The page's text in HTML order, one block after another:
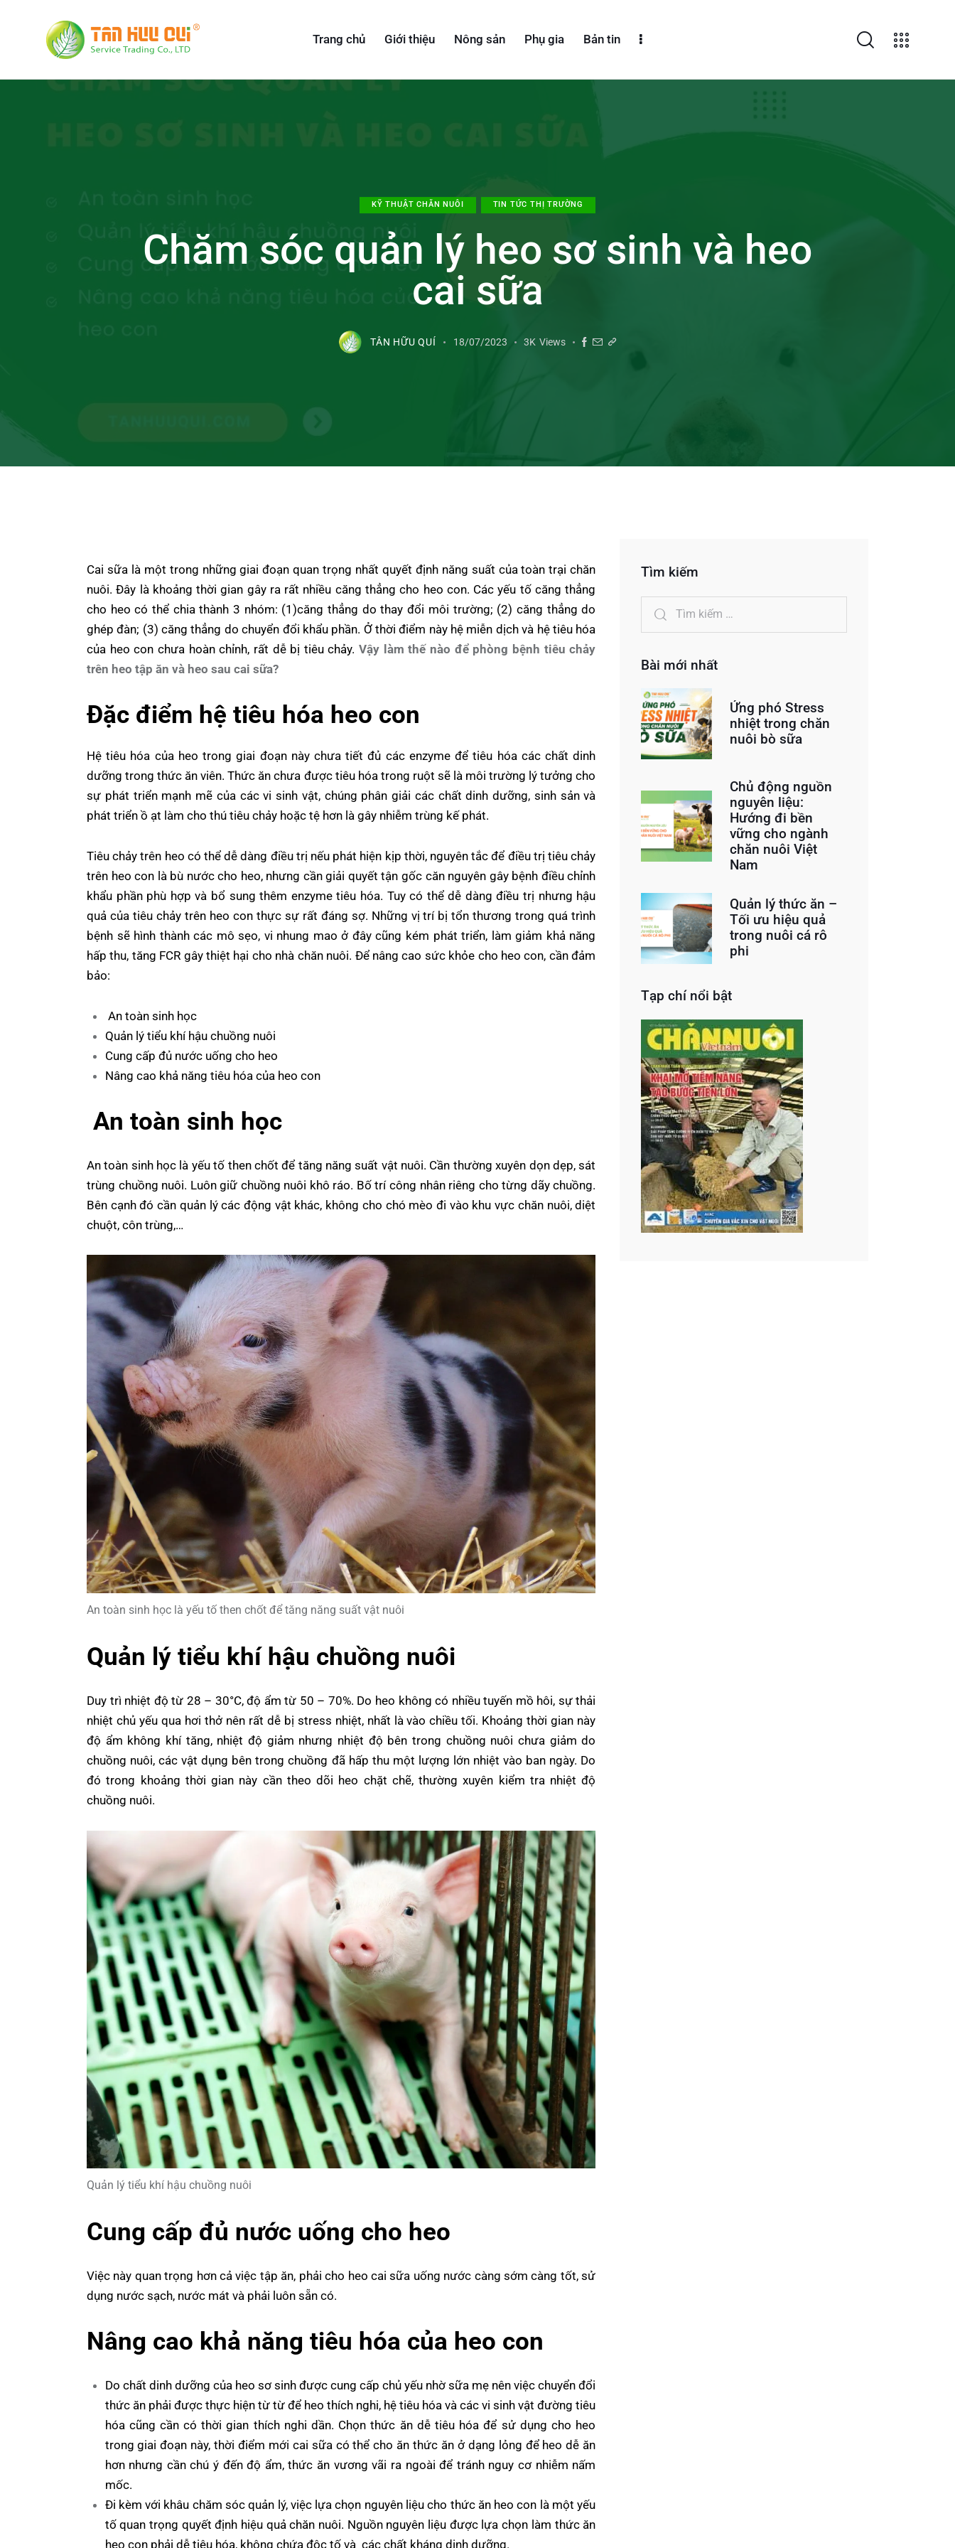
Trang chủ Giới thiệu Nông sản Phụ gia Bản tin
KỸ THUẬT CHĂN NUÔI TIN TỨC THỊ TRƯỜNG
Chăm sóc quản lý heo sơ sinh và heo
cai sữa
TÂN HỮU QUÍ 18/07/2023 3K Views
Cai sữa là một trong những giai đoạn quan trọng nhất quyết định năng suất của toàn trại chăn
nuôi. Đây là khoảng thời gian gây ra rất nhiều căng thẳng cho heo con. Các yếu tố căng thẳng
cho heo có thể chia thành 3 nhóm: (1)căng thẳng do thay đổi môi trường; (2) căng thẳng do
ghép đàn; (3) căng thẳng do chuyển đổi khẩu phần. Ở thời điểm này hệ miễn dịch và hệ tiêu hóa
của heo con chưa hoàn chỉnh, rất dễ bị tiêu chảy.Vậy làm thế nào để phòng bệnh tiêu chảy
trên heo tập ăn và heo sau cai sữa?
Đặc điểm hệ tiêu hóa heo con
Hệ tiêu hóa của heo trong giai đoạn này chưa tiết đủ các enzyme để tiêu hóa các chất dinh
dưỡng trong thức ăn viên. Thức ăn chưa được tiêu hóa trong ruột sẽ là môi trường lý tưởng cho
sự phát triển mạnh mẽ của các vi sinh vật, chúng phân giải các chất dinh dưỡng, sinh sản và
phát triển ồ ạt làm cho thú tiêu chảy hoặc tệ hơn là gây nhiễm trùng kế phát.
Tiêu chảy trên heo có thể dễ dàng điều trị nếu phát hiện kịp thời, nguyên tắc để điều trị tiêu chảy
trên heo con là bù nước cho heo, nhưng cần giải quyết tận gốc căn nguyên gây bệnh điều chỉnh
khẩu phần phù hợp và bổ sung thêm enzyme tiêu hóa. Tuy có thể dễ dàng điều trị nhưng hậu
quả của tiêu chảy trên heo con thực sự rất đáng sợ. Những vị trí bị tổn thương trong quá trình
bệnh sẽ hình thành các mô sẹo, vi nhung mao ở đây cũng kém phát triển, làm giảm khả năng
hấp thu, tăng FCR gây thiệt hại cho nhà chăn nuôi. Để nâng cao sức khỏe cho heo con, cần đảm
bảo:
An toàn sinh học
Quản lý tiểu khí hậu chuồng nuôi
Cung cấp đủ nước uống cho heo
Nâng cao khả năng tiêu hóa của heo con
An toàn sinh học
An toàn sinh học là yếu tố then chốt để tăng năng suất vật nuôi. Cần thường xuyên dọn dẹp, sát
trùng chuồng nuôi. Luôn giữ chuồng nuôi khô ráo. Bố trí công nhân riêng cho từng dãy chuồng.
Bên cạnh đó cần quản lý các động vật khác, không cho chó mèo đi vào khu vực chăn nuôi, diệt
chuột, côn trùng,…
An toàn sinh học là yếu tố then chốt để tăng năng suất vật nuôi
Quản lý tiểu khí hậu chuồng nuôi
Duy trì nhiệt độ từ 28 – 30°C, độ ẩm từ 50 – 70%. Do heo không có nhiều tuyến mồ hôi, sự thải
nhiệt chủ yếu qua hơi thở nên rất dễ bị stress nhiệt, nhất là vào chiều tối. Khoảng thời gian này
độ ẩm không khí tăng, nhiệt độ giảm nhưng nhiệt độ bên trong chuồng nuôi chưa giảm do
chuồng nuôi, các vật dụng bên trong chuồng đã hấp thu một lượng lớn nhiệt vào ban ngày. Do
đó trong khoảng thời gian này cần theo dõi heo chặt chẽ, thường xuyên kiểm tra nhiệt độ
chuồng nuôi.
Quản lý tiểu khí hậu chuồng nuôi
Cung cấp đủ nước uống cho heo
Việc này quan trọng hơn cả việc tập ăn, phải cho heo cai sữa uống nước càng sớm càng tốt, sử
dụng nước sạch, nước mát và phải luôn sẵn có.
Nâng cao khả năng tiêu hóa của heo con
Do chất dinh dưỡng của heo sơ sinh được cung cấp chủ yếu nhờ sữa mẹ nên việc chuyển đổi
thức ăn phải được thực hiện từ từ để heo thích nghi, hệ tiêu hóa và các vi sinh vật đường tiêu
hóa cũng cần có thời gian thích nghi dần. Chọn thức ăn dễ tiêu hóa để sử dụng cho heo
trong giai đoạn này, thời điểm mới cai sữa có thể cho ăn thức ăn ở dạng lỏng để heo dễ ăn
hơn nhưng cần chú ý đến độ ẩm, thức ăn vương vãi ra ngoài để tránh nguy cơ nhiễm nấm
mốc.
Đi kèm với khâu chăm sóc quản lý, việc lựa chọn nguyên liệu cho thức ăn heo con là một yếu
tố quan trọng quyết định hiệu quả chăn nuôi. Nguồn nguyên liệu được lựa chọn làm thức ăn
heo con phải dễ tiêu hóa, không chứa độc tố và các chất kháng dinh dưỡng.
Tìm kiếm
Bài mới nhất
Ứng phó Stress
nhiệt trong chăn
nuôi bò sữa
Chủ động nguồn
nguyên liệu:
Hướng đi bền
vững cho ngành
chăn nuôi Việt
Nam
Quản lý thức ăn –
Tối ưu hiệu quả
trong nuôi cá rô
phi
Tạp chí nổi bật